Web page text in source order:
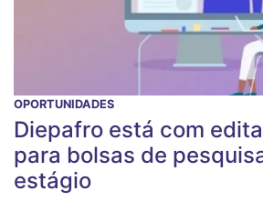
OPORTUNIDADES
Diepafro está com
para bolsas de
estágio